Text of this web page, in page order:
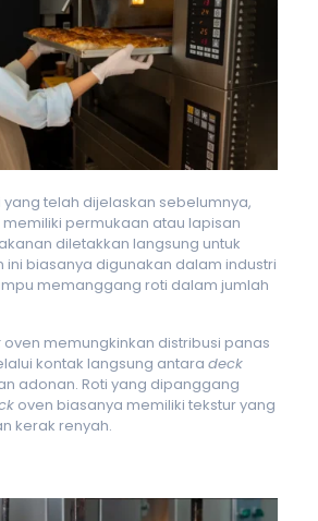
telah dijelaskan sebelumnya,
permukaan atau lapisan
diletakkan langsung untuk
ini biasanya digunakan dalam industri
memanggang roti dalam jumlah
oven memungkinkan distribusi panas
kontak langsung antara deck
adonan. Roti yang dipanggang
oven biasanya memiliki tekstur yang
kerak renyah.